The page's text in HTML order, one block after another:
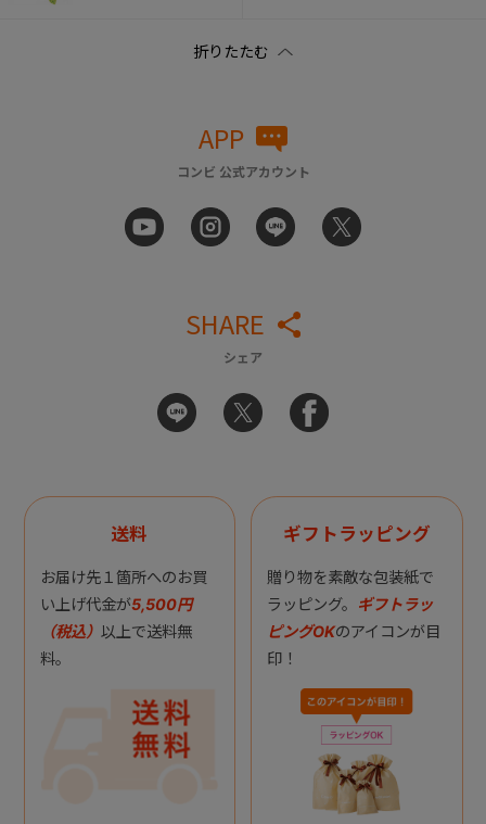
APP
コンビ 公式アカウント
SHARE
シェア
送料
お届け先１箇所へのお買
い上げ代金が5,500円
（税込） 以上で送料無
料。
ギフトラッピング
贈り物を素敵な包装紙で
ラッピング。 ギフトラッ
ピングOKのアイコンが目
印！